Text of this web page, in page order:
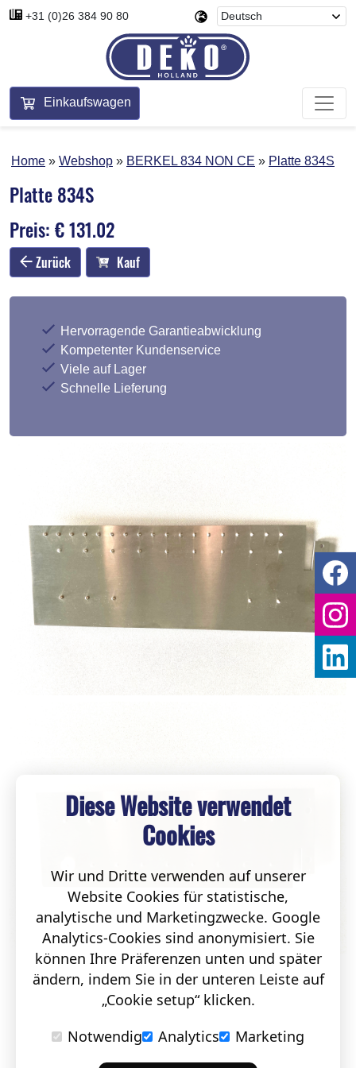
+31 (0)26 384 90 80
Einkaufswagen
Home Webshop BERKEL 834 NON CE Platte 834S
Platte 834S
Preis: € 131.02
Zurück Kauf
Hervorragende Garantieabwicklung
Kompetenter Kundenservice
Viele auf Lager
Schnelle Lieferung
Diese Website verwendet
Cookies
Wir und Dritte verwenden auf unserer
Website Cookies für statistische,
analytische und Marketingzwecke. Google
Analytics-Cookies sind anonymisiert. Sie
können Ihre Präferenzen unten und später
ändern, indem Sie in der unteren Leiste auf
„Cookie setup“ klicken.
Notwendig
Analytics Marketing